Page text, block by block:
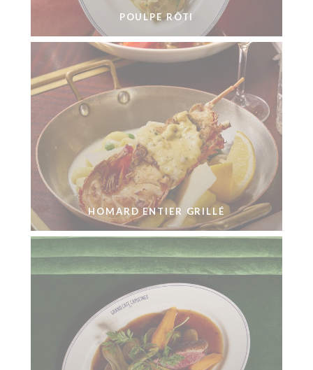
POULPE RÔTI
HOMARD ENTIER GRILLÉ